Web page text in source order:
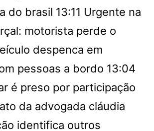
do brasil 13:11 Urgente na
motorista perde o
despenca em
pessoas a bordo 13:04
é preso por participação
da advogada cláudia
identifica outros